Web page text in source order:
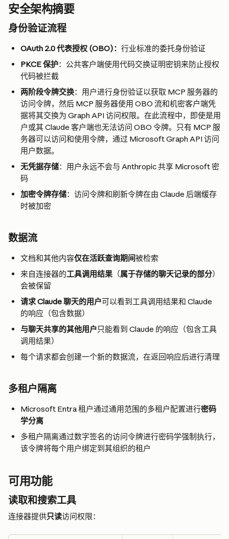
安全架构摘要
身份验证流程
OAuth 2.0 代表授权 (OBO)： 行业标准的委托身份验证
PKCE 保护：公共客户端使用代码交换证明密钥来防止授权
代码被拦截
两阶段令牌交换：用户进行身份验证以获取 MCP 服务器的
访问令牌，然后 MCP 服务器使用 OBO 流和机密客户端凭
据将其交换为 Graph API 访问权限。在此流程中，即使是用
户或其 Claude 客户端也无法访问 OBO 令牌。只有 MCP 服
务器可以访问和使用令牌，通过 Microsoft Graph API 访问
用户数据。
无凭据存储：用户永远不会与 Anthropic 共享 Microsoft 密
码
加密令牌存储：访问令牌和刷新令牌在由 Claude 后端缓存
时被加密
数据流
文档和其他内容仅在活跃查询期间被检索
来自连接器的工具调用结果 （属于存储的聊天记录的部分）
会被保留
请求 Claude 聊天的用户可以看到工具调用结果和 Claude
的响应（包含数据）
与聊天共享的其他用户只能看到 Claude 的响应（包含工具
调用结果）
每个请求都会创建一个新的数据流，在返回响应后进行清理
多租户隔离
Microsoft Entra 租户通过通用范围的多租户配置进行密码
学分离
多租户隔离通过数字签名的访问令牌进行密码学强制执行，
该令牌将每个用户绑定到其组织的租户
可用功能
读取和搜索工具
连接器提供只读访问权限：